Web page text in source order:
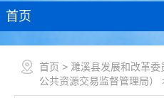
首页
首页 > 濉溪县发展和改革
公共资源交易监督管理局）